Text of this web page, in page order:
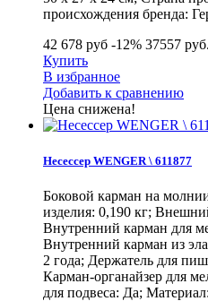
происхождения бренда:
42 678 руб -12% 37557 руб.
Купить
В избранное
Добавить к сравнению
Цена снижена!
Несессер WENGER \ 611877
Боковой карман на
изделия: 0,190 кг;
Внутренний карман для
Внутренний карман из
2 года; Держатель для
Карман-органайзер для
для подвеса: Да;